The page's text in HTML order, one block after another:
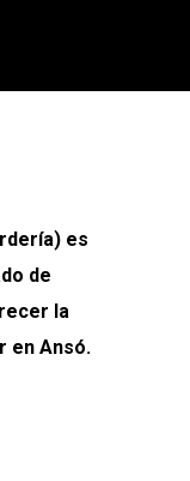
es
de
la
en Ansó.